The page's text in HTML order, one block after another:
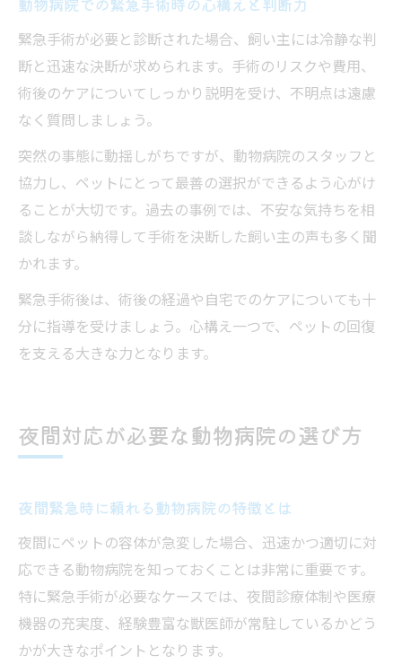
緊急手術が必要と診断された場合、飼い主には冷静な判
断と迅速な決断が求められます。手術のリスクや費用、
術後のケアについてしっかり説明を受け、不明点は遠慮
なく質問しましょう。
突然の事態に動揺しがちですが、動物病院のスタッフと
協力し、ペットにとって最善の選択ができるよう心がけ
ることが大切です。過去の事例では、不安な気持ちを相
談しながら納得して手術を決断した飼い主の声も多く聞
かれます。
緊急手術後は、術後の経過や自宅でのケアについても十
分に指導を受けましょう。心構え一つで、ペットの回復
を支える大きな力となります。
夜間対応が必要な動物病院の選び方
夜間緊急時に頼れる動物病院の特徴とは
夜間にペットの容体が急変した場合、迅速かつ適切に対
応できる動物病院を知っておくことは非常に重要です。
特に緊急手術が必要なケースでは、夜間診療体制や医療
機器の充実度、経験豊富な獣医師が常駐しているかどう
かが大きなポイントとなります。